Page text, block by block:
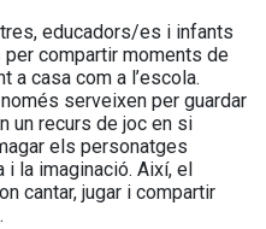
educadors/es i infants
compartir moments de
a casa com a l’escola.
serveixen per guardar
un recurs de joc en si
els personatges
la imaginació. Així, el
cantar, jugar i compartir